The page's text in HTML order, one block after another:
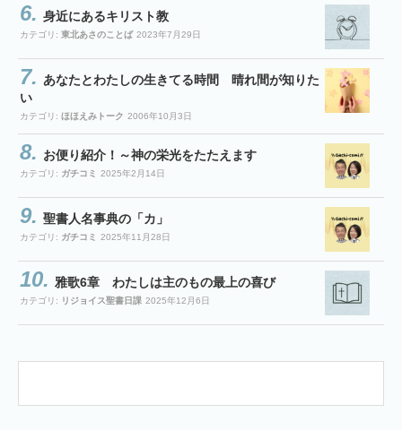
身近にあるキリスト教
カテゴリ: 東北あさのことば 2023年7月29日
あなたとわたしの生きてる時間 晴れ間が知りた
い
カテゴリ: ほほえみトーク 2006年10月3日
お便り紹介！～神の栄光をたたえます
カテゴリ: ガチコミ 2025年2月14日
聖書人名事典の「カ」
カテゴリ: ガチコミ 2025年11月28日
雅歌6章 わたしは主のもの最上の喜び
カテゴリ: リジョイス聖書日課 2025年12月6日